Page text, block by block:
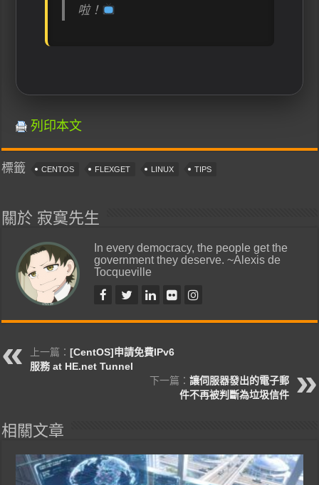
啦！
列印本文
標籤 CENTOS FLEXGET LINUX TIPS
關於 寂寞先生
In every democracy, the people get the
government they deserve. ~Alexis de
Tocqueville
上一篇：[CentOS]申請免費IPv6
服務 at HE.net Tunnel
下一篇： 讓伺服器發出的電子郵
件不再被判斷為垃圾信件
相關文章